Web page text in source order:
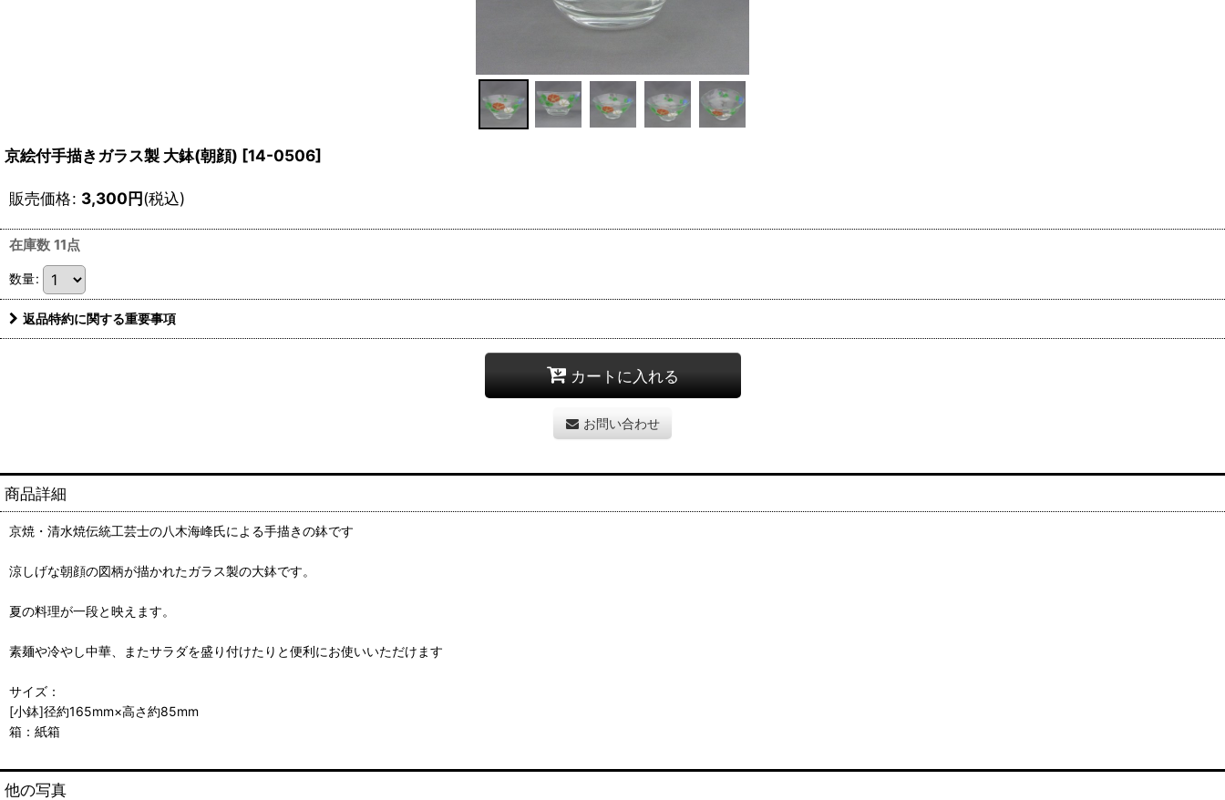
京絵付手描きガラス製 大鉢(朝顔) [14-0506]
販売価格: 3,300円(税込)
在庫数 11点
数量:
返品特約に関する重要事項
カートに入れる
お問い合わせ
商品詳細
京焼・清水焼伝統工芸士の八木海峰氏による手描きの鉢です
涼しげな朝顔の図柄が描かれたガラス製の大鉢です。
夏の料理が一段と映えます。
素麺や冷やし中華、またサラダを盛り付けたりと便利にお使いいただけます
サイズ：
[小鉢]径約165mm×高さ約85mm
箱：紙箱
他の写真